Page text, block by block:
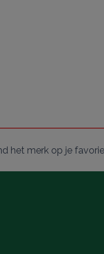
het merk op je